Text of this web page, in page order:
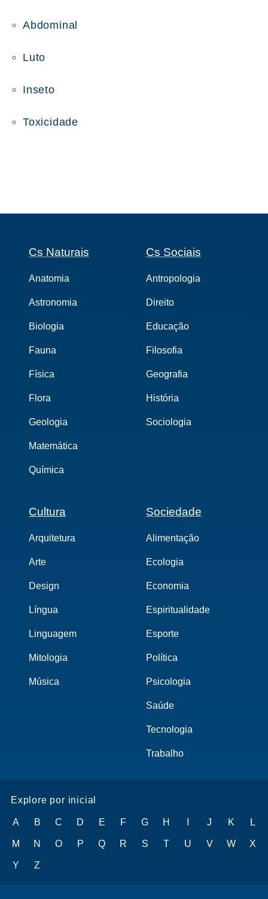
Abdominal
Luto
Inseto
Toxicidade
Cs Naturais
Anatomia
Astronomia
Biologia
Fauna
Física
Flora
Geologia
Matemática
Química
Cs Sociais
Antropologia
Direito
Educação
Filosofia
Geografia
História
Sociologia
Cultura
Arquitetura
Arte
Design
Língua
Linguagem
Mitologia
Música
Sociedade
Alimentação
Ecologia
Economia
Espiritualidade
Esporte
Política
Psicologia
Saúde
Tecnologia
Trabalho
Explore por inicial
A B C D E F G H J K L
M N O P Q R S T U V W X
Y Z